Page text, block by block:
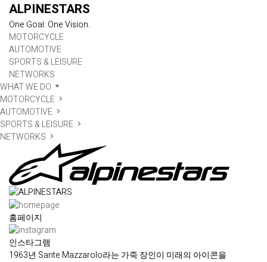
ALPINESTARS
One Goal. One Vision.
MOTORCYCLE
AUTOMOTIVE
SPORTS & LEISURE
NETWORKS
WHAT WE DO
MOTORCYCLE
AUTOMOTIVE
SPORTS & LEISURE
NETWORKS
홈페이지
인스타그램
1963년 Sante Mazzarolo라는 가죽 장인이 미래의 아이콘을